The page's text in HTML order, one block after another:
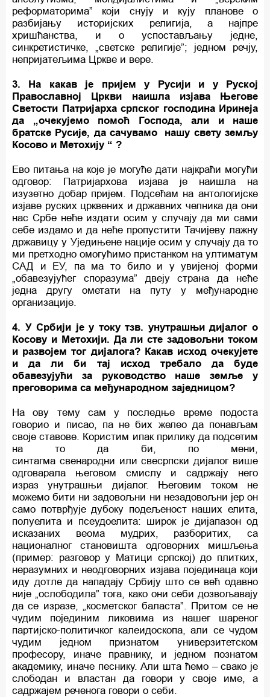
реформаторима” који снују и кују планове о
разбијању историјских религија, а најпре
хришћанства, и о успостављању једне,
синкретистичке, „светске религије”; једном речју,
непријатељима Цркве и вере.
3. На какав је пријем у Русији и у Руској
Православној Цркви наишла изјава Његове
Светости Патријарха српског господина Иринеја
да „очекујемо помоћ Господа, али и наше
братске Русије, да сачувамо нашу свету земљу
Косово и Метохију “ ?
Ево питања на које је могуће дати најкраћи могући
одговор: Патријархова изјава је наишла на
изузетно добар пријем. Подсећам на антологијске
изјаве руских црквених и државних челника да они
нас Србе неће издати осим у случају да ми сами
себе издамо и да неће пропустити Тачијеву лажну
државицу у Уједињене нације осим у случају да то
ми претходно омогућимо пристанком на ултиматум
САД и ЕУ, па ма то било и у увијеној форми
„обавезујућег споразума” двеју страна да неће
једна другу ометати на путу у међународне
организације.
4. У Србији је у току тзв. унутрашњи дијалог о
Косову и Метохији. Да ли сте задовољни током
и развојем тог дијалога? Какав исход очекујете
и да ли би тај исход требало да буде
обавезујући за руководство наше земље у
преговорима са међународном заједницом?
На ову тему сам у последње време подоста
говорио и писао, па не бих желео да понављам
своје ставове. Користим ипак прилику да подсетим
на то да би, по мени,
синтагма свенародни или свесрпски дијалог више
одговарала његовом смислу и садржају него
израз унутрашњи дијалог. Његовим током не
можемо бити ни задовољни ни незадовољни јер он
само потврђује дубоку подељеност наших елита,
полуелита и псеудоелита: широк је дијапазон од
исказаних веома мудрих, разборитих, са
националног становишта одговорних мишљења
(пример: разговор у Матици српској) до плитких,
неразумних и неодговорних изјава појединаца који
иду дотле да нападају Србију што се већ одавно
није „ослободила” тога, како они себи дозвољавају
да се изразе, „косметског баласта”. Притом се не
чудим појединим ликовима из нашег шареног
партијско-политичког калеидоскопа, али се чудом
чудим једном признатом универзитетском
професору, иначе правнику, и једном познатом
академику, иначе песнику. Али шта ћемо – свако је
слободан и властан да говори у своје име, а
садржајем реченога говори о себи.